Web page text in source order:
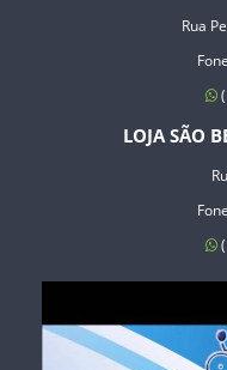
Rua
LOJA SÃO